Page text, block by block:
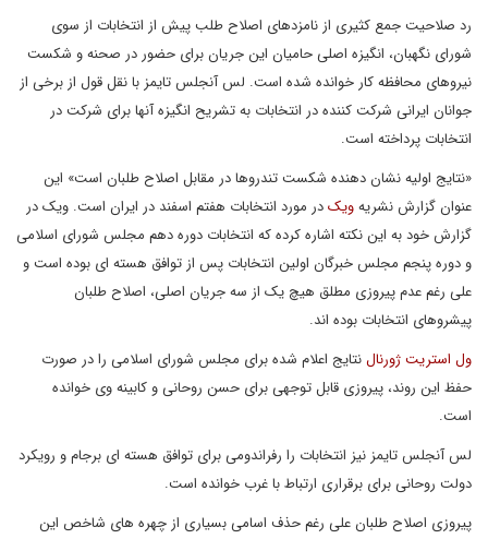
رد صلاحیت جمع کثیری از نامزدهای اصلاح طلب پیش از انتخابات از سوی
شورای نگهبان، انگیزه اصلی حامیان این جریان برای حضور در صحنه و شکست
نیروهای محافظه کار خوانده شده است. لس آنجلس تایمز با نقل قول از برخی از
جوانان ایرانی شرکت کننده در انتخابات به تشریح انگیزه آنها برای شرکت در
انتخابات پرداخته است.
«نتایج اولیه نشان دهنده شکست تندروها در مقابل اصلاح طلبان است» این
عنوان گزارش نشریهویکدر مورد انتخابات هفتم اسفند در ایران است. ویک در
گزارش خود به این نکته اشاره کرده که انتخابات دوره دهم مجلس شورای اسلامی
و دوره پنجم مجلس خبرگان اولین انتخابات پس از توافق هسته ای بوده است و
علی رغم عدم پیروزی مطلق هیچ یک از سه جریان اصلی، اصلاح طلبان
پیشروهای انتخابات بوده اند.
ول استریت ژورنالنتایج اعلام شده برای مجلس شورای اسلامی را در صورت
حفظ این روند، پیروزی قابل توجهی برای حسن روحانی و کابینه وی خوانده
است.
لس آنجلس تایمز نیز انتخابات را رفراندومی برای توافق هسته ای برجام و رویکرد
دولت روحانی برای برقراری ارتباط با غرب خوانده است.
پیروزی اصلاح طلبان علی رغم حذف اسامی بسیاری از چهره های شاخص این